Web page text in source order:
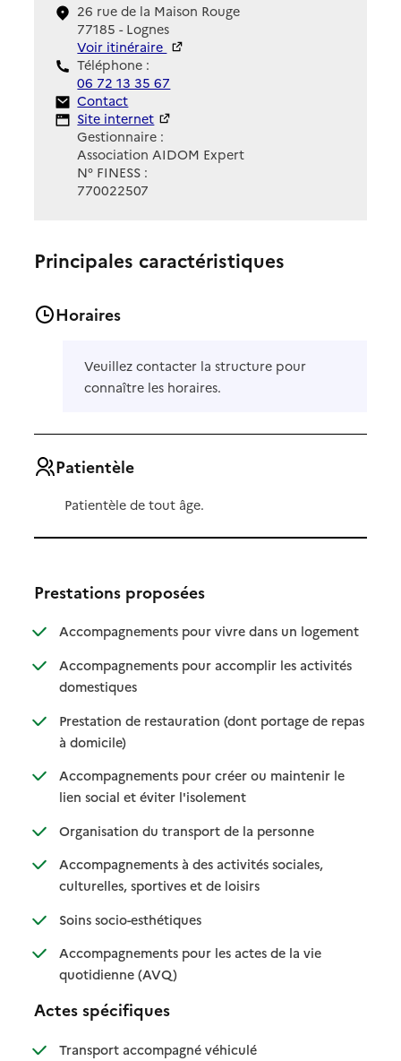
26 rue de la Maison Rouge
77185 - Lognes
Voir itinéraire
Téléphone :
06 72 13 35 67
Contact
Contact
Site Internet
Site internet
Gestionnaire :
Association AIDOM Expert
N° FINESS :
770022507
Principales caractéristiques
Horaires
Veuillez contacter la structure pour
connaître les horaires.
Patientèle
Patientèle de tout âge.
Prestations proposées
Accompagnements pour vivre dans un logement
:
: non
Accompagnements pour accomplir les activités
domestiques: disponible
: non disponible
Prestation de restauration (dont portage de repas
à domicile): disponible
: non disponible
Accompagnements pour créer ou maintenir le
lien social et éviter l'isolement: disponible
: non disponible
Organisation du transport de la personne: disponible
: non disponible
Accompagnements à des activités sociales,
culturelles, sportives et de loisirs: disponible
: non disponible
Soins socio-esthétiques: disponible
: non disponible
Accompagnements pour les actes de la vie
quotidienne (AVQ): disponible
: non disponible
Actes spécifiques
Transport accompagné véhiculé: disponible
: non disponible